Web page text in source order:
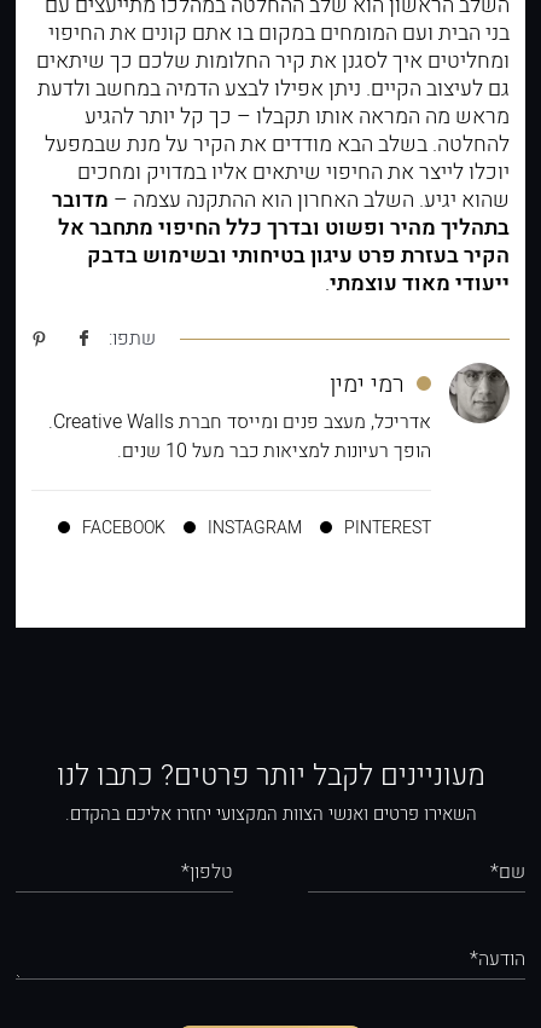
בני הבית ועם המומחים במקום בו אתם קונים את החיפוי
ומחליטים איך לסגנן את קיר החלומות שלכם כך שיתאים
גם לעיצוב הקיים. ניתן אפילו לבצע הדמיה במחשב ולדעת
מראש מה המראה אותו תקבלו – כך קל יותר להגיע
להחלטה. בשלב הבא מודדים את הקיר על מנת שבמפעל
יוכלו לייצר את החיפוי שיתאים אליו במדויק ומחכים
שהוא יגיע. השלב האחרון הוא ההתקנה עצמה – מדובר
בתהליך מהיר ופשוט ובדרך כלל החיפוי מתחבר אל
הקיר בעזרת פרט עיגון בטיחותי ובשימוש בדבק
ייעודי מאוד עוצמתי.
שתפו:
רמי ימין
אדריכל, מעצב פנים ומייסד חברת Creative Walls.
הופך רעיונות למציאות כבר מעל 10 שנים.
PINTEREST
INSTAGRAM
FACEBOOK
מעוניינים לקבל יותר פרטים? כתבו לנו
השאירו פרטים ואנשי הצוות המקצועי יחזרו אליכם בהקדם.
שם* טלפון*
הודעה*